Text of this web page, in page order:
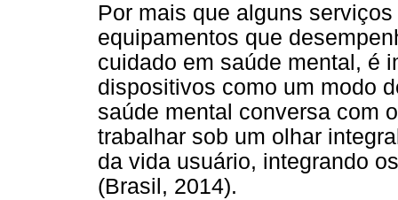
Por mais que alguns
equipamentos que
cuidado em saúde mental, é
dispositivos como um modo
saúde mental conversa com
trabalhar sob um olhar
da vida usuário, integrando
(Brasil, 2014).